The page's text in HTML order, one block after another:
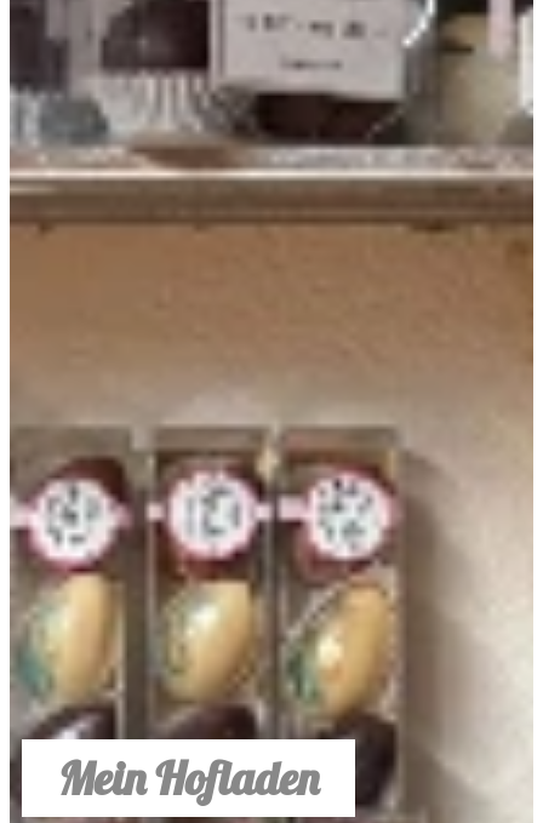
Mein Hofladen